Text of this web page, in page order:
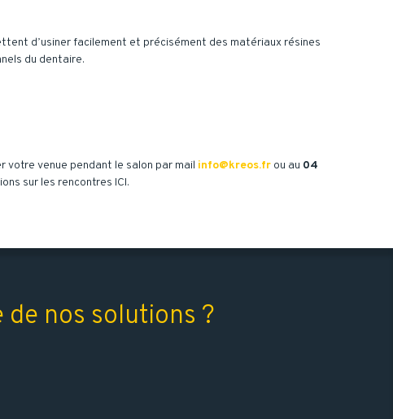
d’usiner facilement et précisément des matériaux résines
du dentaire.
votre venue pendant le salon par mail info@kreos.fr ou au 04
sur les rencontres ICI.
de nos solutions ?